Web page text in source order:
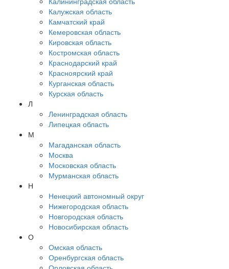
Калужская область
Камчатский край
Кемеровская область
Кировская область
Костромская область
Краснодарский край
Красноярский край
Курганская область
Курская область
Л
Ленинградская область
Липецкая область
М
Магаданская область
Москва
Московская область
Мурманская область
Н
Ненецкий автономный округ
Нижегородская область
Новгородская область
Новосибирская область
О
Омская область
Оренбургская область